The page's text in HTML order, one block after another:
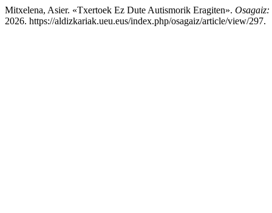
Mitxelena, Asier. «Txertoek Ez Dute Autismorik Eragiten». Osagaiz:
2026. https://aldizkariak.ueu.eus/index.php/osagaiz/article/view/297.